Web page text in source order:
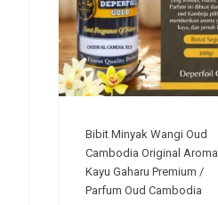
Bibit Minyak Wangi Oud
Cambodia Original Aroma
Kayu Gaharu Premium /
Parfum Oud Cambodia